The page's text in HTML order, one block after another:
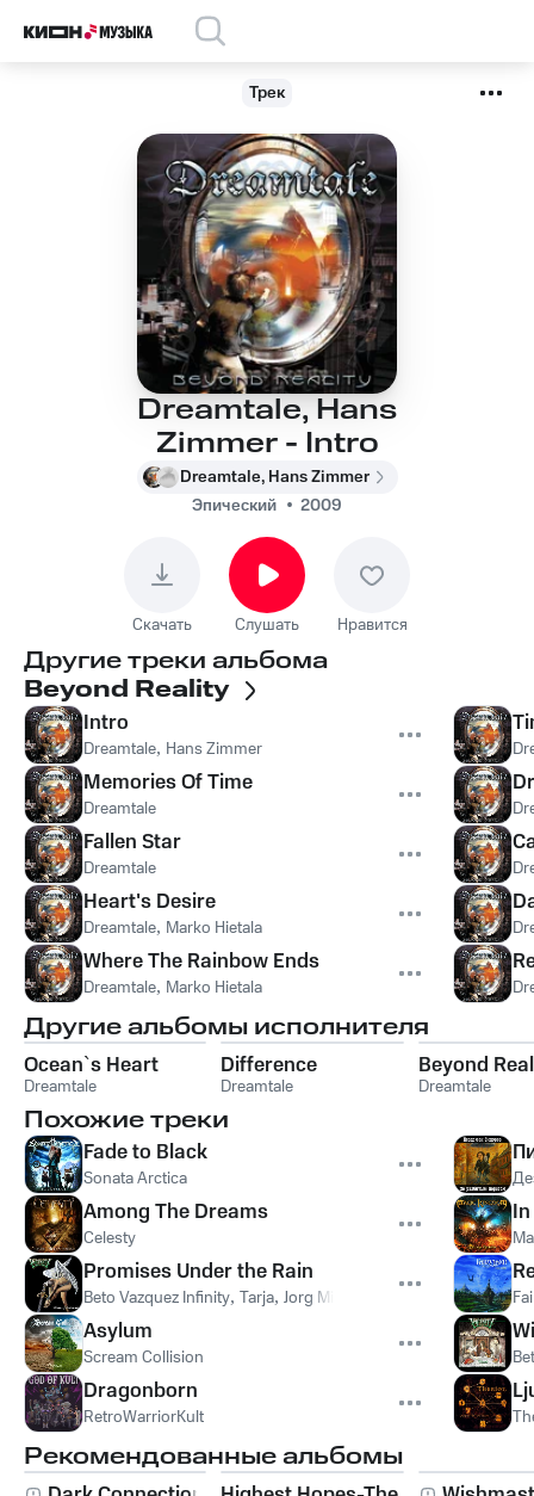
Трек
Dreamtale, Hans
Zimmer - Intro
Dreamtale, Hans Zimmer
Эпический
2009
Скачать Слушать Нравится
Другие треки альбома
Beyond Reality
Intro
Dreamtale, Hans Zimmer
Memories Of Time
Dreamtale
Fallen Star
Dreamtale
Heart's Desire
Dreamtale, Marko Hietala
Where The Rainbow Ends
Dreamtale, Marko Hietala
Другие альбомы исполнителя
Ocean`s Heart
Dreamtale
Difference
Dreamtale
Beyond
Dreamtale
Похожие треки
Fade to Black
Sonata Arctica
Among The Dreams
Celesty
Promises Under the Rain
Beto Vazquez Infinity, Tarja, Jorg Michael
Asylum
Scream Collision
Dragonborn
RetroWarriorKult
Рекомендованные альбомы